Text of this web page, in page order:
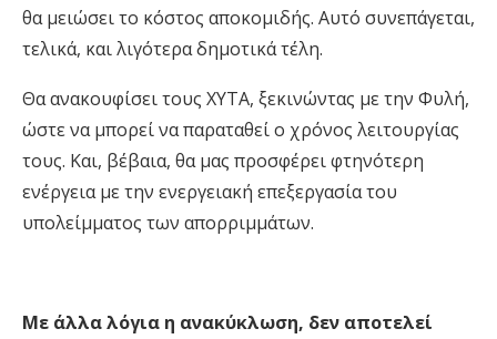
θα μειώσει το κόστος αποκομιδής. Αυτό συνεπάγεται,
τελικά, και λιγότερα δημοτικά τέλη.
Θα ανακουφίσει τους ΧΥΤΑ, ξεκινώντας με την Φυλή,
ώστε να μπορεί να παραταθεί ο χρόνος λειτουργίας
τους. Και, βέβαια, θα μας προσφέρει φτηνότερη
ενέργεια με την ενεργειακή επεξεργασία του
υπολείμματος των απορριμμάτων.
Με άλλα λόγια η ανακύκλωση, δεν αποτελεί